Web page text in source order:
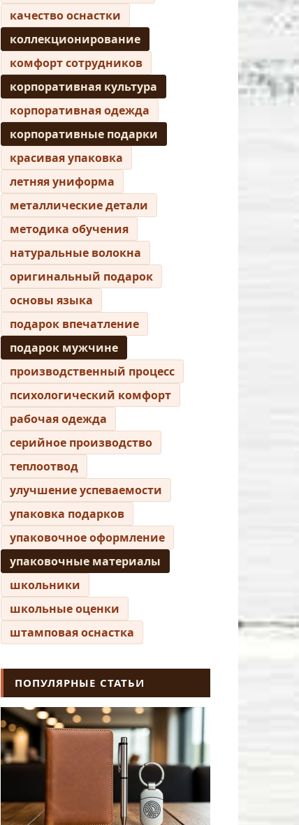
качество оснастки
коллекционирование
комфорт сотрудников
корпоративная культура
корпоративная одежда
корпоративные подарки
красивая упаковка
летняя униформа
металлические детали
методика обучения
натуральные волокна
оригинальный подарок
основы языка
подарок впечатление
подарок мужчине
производственный процесс
психологический комфорт
рабочая одежда
серийное производство
теплоотвод
улучшение успеваемости
упаковка подарков
упаковочное оформление
упаковочные материалы
школьники
школьные оценки
штамповая оснастка
ПОПУЛЯРНЫЕ СТАТЬИ